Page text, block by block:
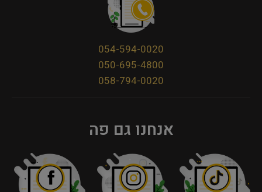
054-594-0020
050-695-4800
058-794-0020
אנחנו גם פה